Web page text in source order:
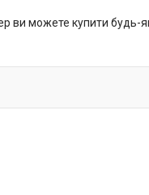
ви можете купити